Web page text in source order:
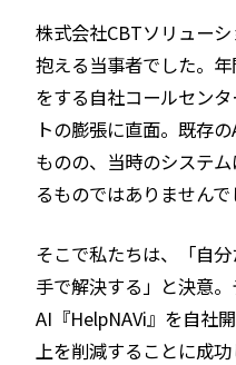
株式会社CBTソリュー
抱える当事者でした。
をする自社コールセン
トの膨張に直面。既存
ものの、当時のシステ
るものではありませんで
そこで私たちは、「自
手で解決する」と決意
AI『HelpNAVi』を自社
上を削減することに成